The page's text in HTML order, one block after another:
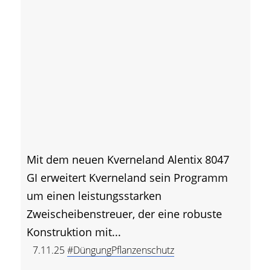
Mit dem neuen Kverneland Alentix 8047
GI erweitert Kverneland sein Programm
um einen leistungsstarken
Zweischeibenstreuer, der eine robuste
Konstruktion mit...
7.11.25#DüngungPflanzenschutz